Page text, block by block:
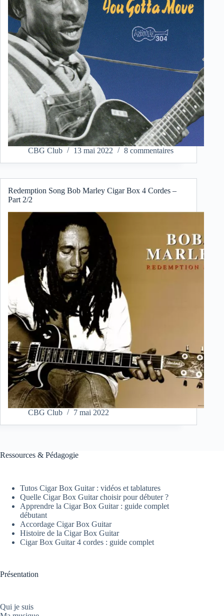
CBG Club 13 mai 2022 8 commentaires
Redemption Song Bob Marley Cigar Box 4 Cordes –
Part 2/2
CBG Club 7 mai 2022
Ressources & Pédagogie
Tutos Cigar Box Guitar : vidéos et tablatures
Quelle Cigar Box Guitar choisir pour débuter ?
Apprendre la Cigar Box Guitar : guide complet
débutant
Accordage Cigar Box Guitar
Histoire de la Cigar Box Guitar
Cigar Box Guitar 4 cordes : guide complet
Présentation
Qui je suis